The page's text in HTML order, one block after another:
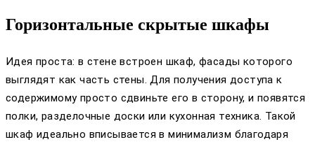
Горизонтальные скрытые шкафы
Идея проста: в стене встроен шкаф, фасады которого
выглядят как часть стены. Для получения доступа к
содержимому просто сдвиньте его в сторону, и появятся
полки, разделочные доски или кухонная техника. Такой
шкаф идеально вписывается в минимализм благодаря